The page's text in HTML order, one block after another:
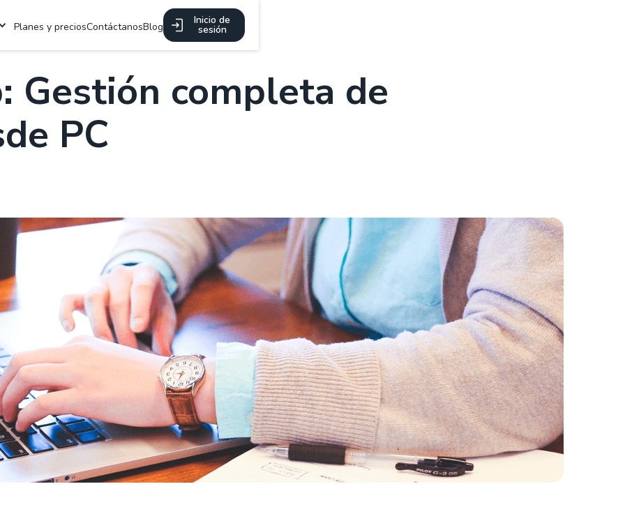
Planes y preciosContáctanosBlog
Inicio de
sesión
Gestión completa de
PC